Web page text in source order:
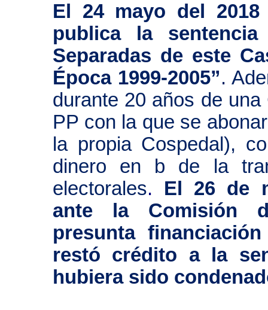
El 24 mayo del
publica la
Separadas de este
Época 1999-2005”.
durante 20 años de
PP con la que se
la propia Cospedal),
dinero en b de la
electorales.
El 26 de
ante la Comisión
presunta
restó crédito a la
hubiera sido